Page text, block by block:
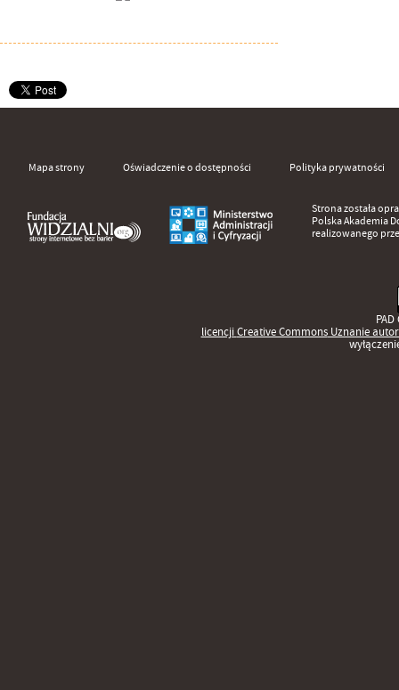
Mapa strony Oświadczenie o dostępności Polityka prywatności
Strona została
Polska Akademia
realizowanego
licencjiCreative CommonsUznanie